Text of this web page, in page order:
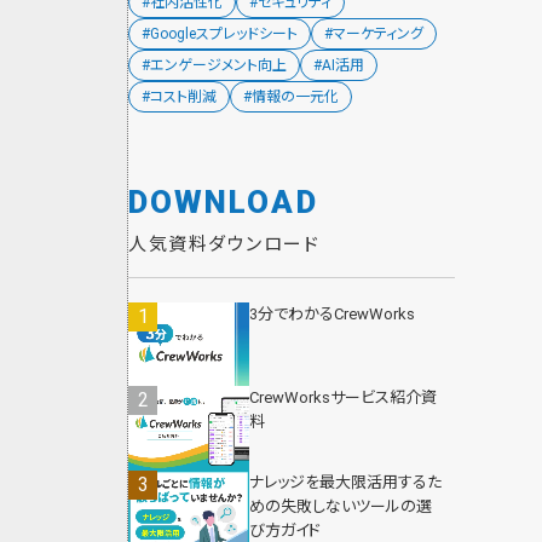
#Googleスプレッドシート
#マーケティング
#エンゲージメント向上
#AI活用
#コスト削減
#情報の一元化
DOWNLOAD
人気資料ダウンロード
3分でわかるCrewWorks
CrewWorksサービス紹介資
料
ナレッジを最大限活用するた
めの失敗しないツールの選
び方ガイド